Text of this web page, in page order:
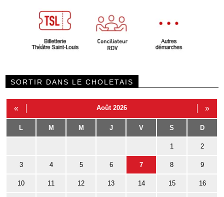
SORTIR DANS LE CHOLETAIS
« Août 2026 »
L M M J V S D
1 2
3 4 5 6 7 8 9
10 11 12 13 14 15 16